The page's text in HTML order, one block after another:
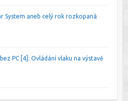
System aneb celý rok rozkopaná
PC [4]: Ovládání vlaku na výstavě